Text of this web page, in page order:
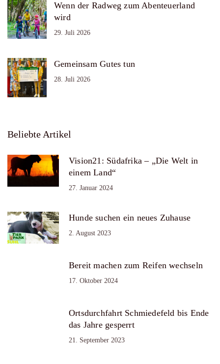
Wenn der Radweg zum Abenteuerland
wird
29. Juli 2026
Gemeinsam Gutes tun
28. Juli 2026
Beliebte Artikel
Vision21: Südafrika – „Die Welt in
einem Land“
27. Januar 2024
Hunde suchen ein neues Zuhause
2. August 2023
Bereit machen zum Reifen wechseln
17. Oktober 2024
Ortsdurchfahrt Schmiedefeld bis Ende
das Jahre gesperrt
21. September 2023